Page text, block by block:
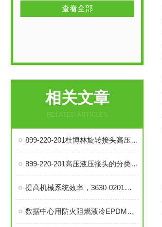
查看全部
相关文章
RELATED ARTICLES
899-220-201杜博林旋转接头高压液压接头的安装、调试与维护技巧
899-220-201高压液压接头的分类和注意事项
提高机械系统效率，3630-0201旋转接头的优势分析
数据中心用防火阻燃液冷EPDM橡胶软管-UL94 V0认证